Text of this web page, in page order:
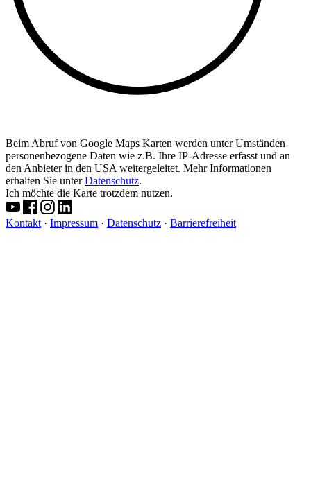
Beim Abruf von Google Maps Karten werden unter Umständen
personenbezogene Daten wie z.B. Ihre IP-Adresse erfasst und an
den Anbieter in den USA weitergeleitet. Mehr Informationen
erhalten Sie unterDatenschutz.
Ich möchte die Karte trotzdem nutzen.
Kontakt · Impressum · Datenschutz · Barrierefreiheit